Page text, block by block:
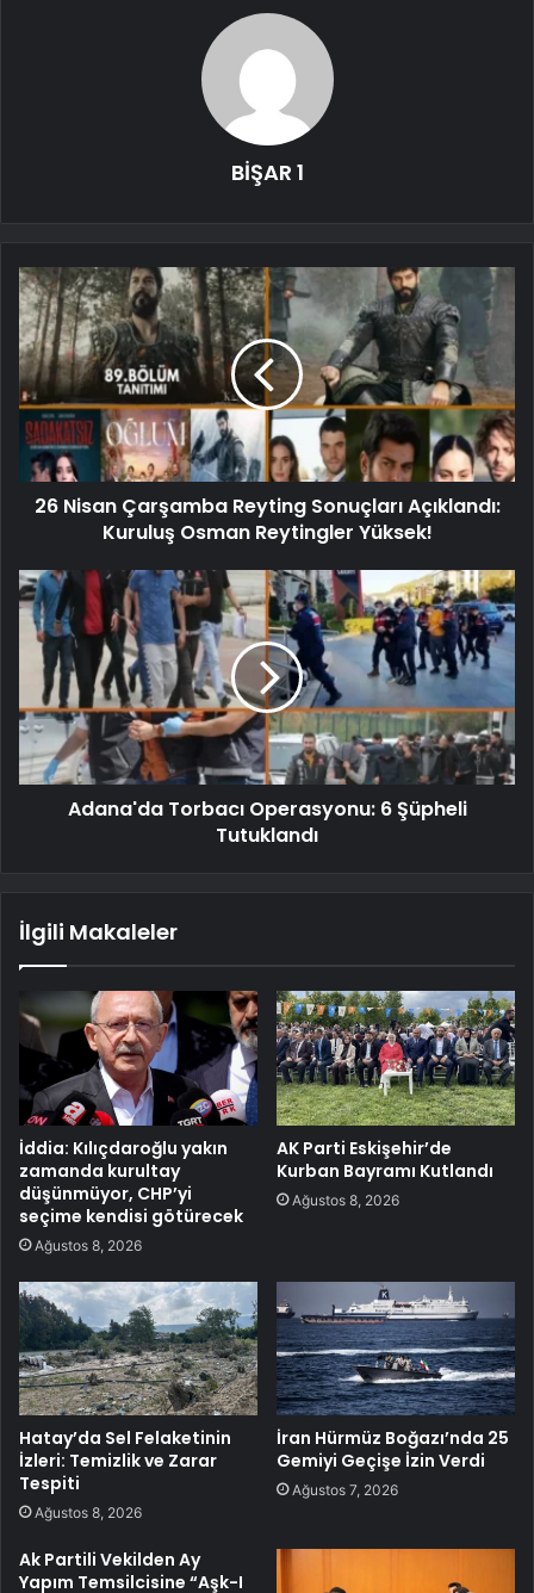
BİŞAR 1
26 Nisan Çarşamba Reyting Sonuçları Açıklandı:
Kuruluş Osman Reytingler Yüksek!
Adana'da Torbacı Operasyonu: 6 Şüpheli
Tutuklandı
İlgili Makaleler
İddia: Kılıçdaroğlu yakın
zamanda kurultay
düşünmüyor, CHP’yi
seçime kendisi götürecek
Ağustos 8, 2026
AK Parti Eskişehir’de
Kurban Bayramı Kutlandı
Ağustos 8, 2026
Hatay’da Sel Felaketinin
İzleri: Temizlik ve Zarar
Tespiti
Ağustos 8, 2026
İran Hürmüz Boğazı’nda 25
Gemiyi Geçişe İzin Verdi
Ağustos 7, 2026
Ak Partili Vekilden Ay
Yapım Temsilcisine “Aşk-I